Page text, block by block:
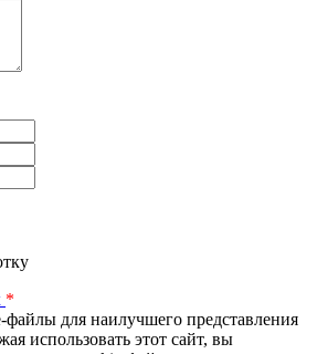
*
для наилучшего представления
использовать этот сайт, вы